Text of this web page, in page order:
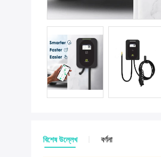
বিশেষ উল্লেখ বর্ণনা